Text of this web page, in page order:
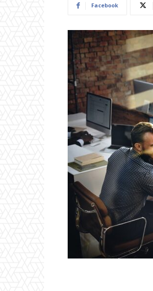
Facebook